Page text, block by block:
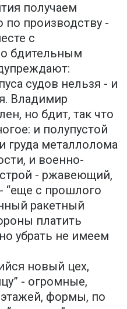
получаем
производству -
с
бдительным
судов нельзя - и
Владимир
но бдит, так что
и полупустой
груда металлолома
и военно-
- ржавеющий,
“еще с прошлого
ракетный
платить
убрать не имеем
новый цех,
- огромные,
формы, по